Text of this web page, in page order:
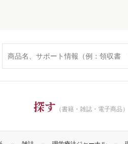
探す （書籍・雑誌・電子商品）